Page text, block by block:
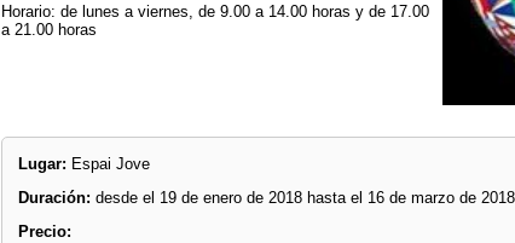
Horario: de lunes a viernes, de 9.00 a 14.00 horas y de 17.00
a 21.00 horas
Lugar: Espai Jove
Duración:desde el 19 de enero de 2018 hasta el 16 de marzo de 2018.
Precio: